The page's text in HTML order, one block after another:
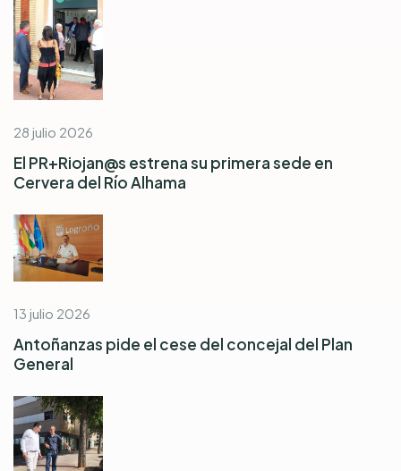
28 julio 2026
El PR+Riojan@s estrena su primera sede en
Cervera del Río Alhama
13 julio 2026
Antoñanzas pide el cese del concejal del Plan
General